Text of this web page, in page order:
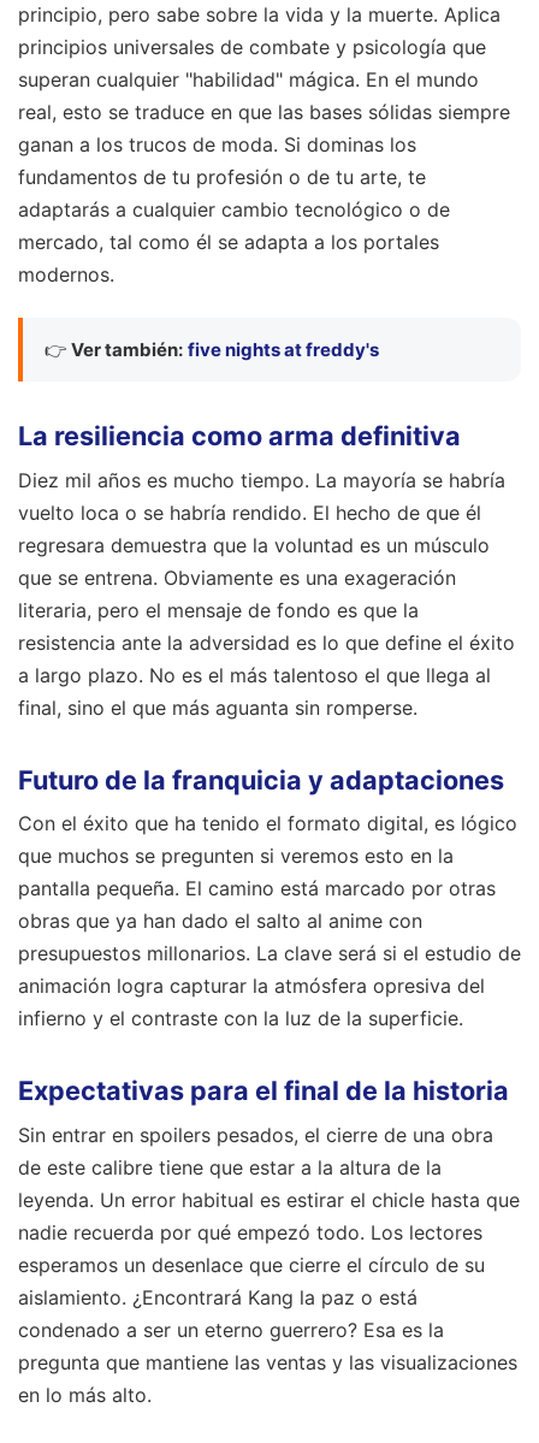
principio, pero sabe sobre la vida y la muerte. Aplica
principios universales de combate y psicología que
superan cualquier "habilidad" mágica. En el mundo
real, esto se traduce en que las bases sólidas siempre
ganan a los trucos de moda. Si dominas los
fundamentos de tu profesión o de tu arte, te
adaptarás a cualquier cambio tecnológico o de
mercado, tal como él se adapta a los portales
modernos.
👉 Ver también: five nights at freddy's
La resiliencia como arma definitiva
Diez mil años es mucho tiempo. La mayoría se habría
vuelto loca o se habría rendido. El hecho de que él
regresara demuestra que la voluntad es un músculo
que se entrena. Obviamente es una exageración
literaria, pero el mensaje de fondo es que la
resistencia ante la adversidad es lo que define el éxito
a largo plazo. No es el más talentoso el que llega al
final, sino el que más aguanta sin romperse.
Futuro de la franquicia y adaptaciones
Con el éxito que ha tenido el formato digital, es lógico
que muchos se pregunten si veremos esto en la
pantalla pequeña. El camino está marcado por otras
obras que ya han dado el salto al anime con
presupuestos millonarios. La clave será si el estudio de
animación logra capturar la atmósfera opresiva del
infierno y el contraste con la luz de la superficie.
Expectativas para el final de la historia
Sin entrar en spoilers pesados, el cierre de una obra
de este calibre tiene que estar a la altura de la
leyenda. Un error habitual es estirar el chicle hasta que
nadie recuerda por qué empezó todo. Los lectores
esperamos un desenlace que cierre el círculo de su
aislamiento. ¿Encontrará Kang la paz o está
condenado a ser un eterno guerrero? Esa es la
pregunta que mantiene las ventas y las visualizaciones
en lo más alto.